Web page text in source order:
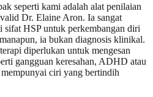
seperti kami adalah alat penilaian
Dr. Elaine Aron. Ia sangat
sifat HSP untuk perkembangan diri
ia bukan diagnosis klinikal.
diperlukan untuk mengesan
gangguan keresahan, ADHD atau
ciri yang bertindih